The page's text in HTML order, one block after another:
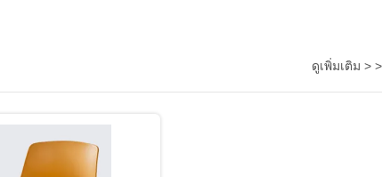
ดูเพิ่มเติม > >